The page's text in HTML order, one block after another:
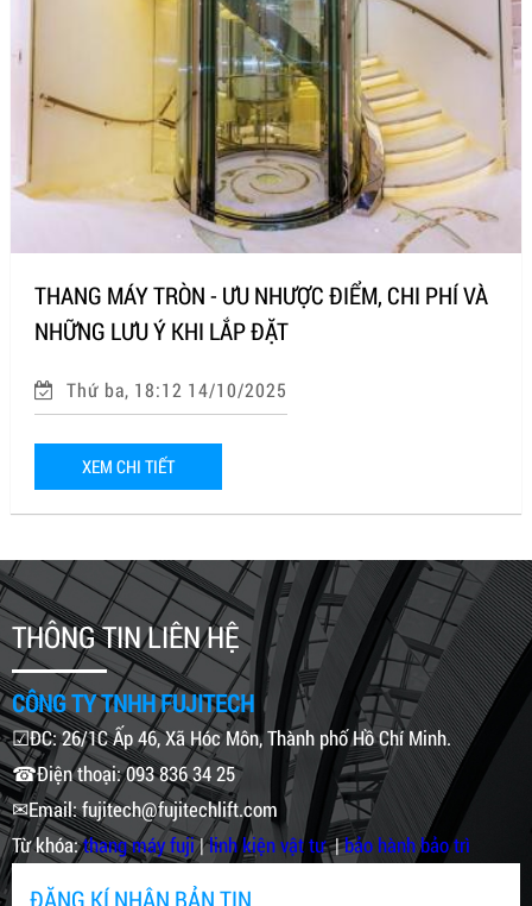
THANG MÁY TRÒN - ƯU NHƯỢC ĐIỂM, CHI PHÍ VÀ
NHỮNG LƯU Ý KHI LẮP ĐẶT
Thứ ba, 18:12 14/10/2025
XEM CHI TIẾT
THÔNG TIN LIÊN HỆ
CÔNG TY TNHH FUJITECH
☑ĐC: 26/1C Ấp 46, Xã Hóc Môn, Thành phố Hồ Chí Minh.
☎Điện thoại: 093 836 34 25
✉Email: fujitech@fujitechlift.com
Từ khóa:thang máy fuji|linh kiện vật tư|bảo hành bảo trì
ĐĂNG KÍ NHẬN BẢN TIN